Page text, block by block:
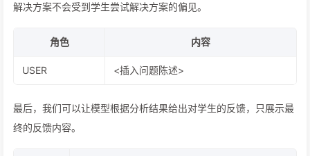
解决方案不会受到学生尝试解决方案的偏见。
角色 内容
USER <插入问题陈述>
最后，我们可以让模型根据分析结果给出对学生的反馈，只展示最
终的反馈内容。